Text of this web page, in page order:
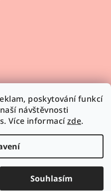
poskytování funkcí
návštěvnosti
Více informacízde.
Souhlasím